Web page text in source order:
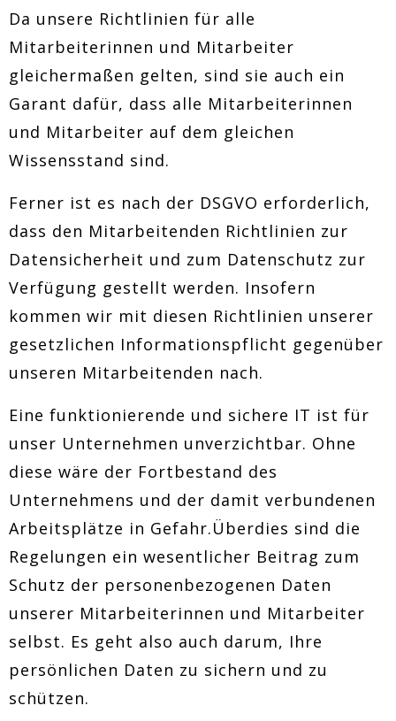
Da unsere Richtlinien für alle
Mitarbeiterinnen und Mitarbeiter
gleichermaßen gelten, sind sie auch ein
Garant dafür, dass alle Mitarbeiterinnen
und Mitarbeiter auf dem gleichen
Wissensstand sind.
Ferner ist es nach der DSGVO erforderlich,
dass den Mitarbeitenden Richtlinien zur
Datensicherheit und zum Datenschutz zur
Verfügung gestellt werden. Insofern
kommen wir mit diesen Richtlinien unserer
gesetzlichen Informationspflicht gegenüber
unseren Mitarbeitenden nach.
Eine funktionierende und sichere IT ist für
unser Unternehmen unverzichtbar. Ohne
diese wäre der Fortbestand des
Unternehmens und der damit verbundenen
Arbeitsplätze in Gefahr.Überdies sind die
Regelungen ein wesentlicher Beitrag zum
Schutz der personenbezogenen Daten
unserer Mitarbeiterinnen und Mitarbeiter
selbst. Es geht also auch darum, Ihre
persönlichen Daten zu sichern und zu
schützen.